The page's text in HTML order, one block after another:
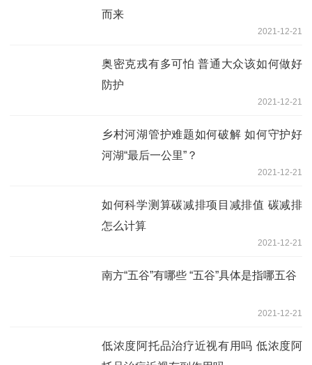
而来
2021-12-21
奥密克戎有多可怕 普通大众该如何做好
防护
2021-12-21
乡村河湖管护难题如何破解 如何守护好
河湖“最后一公里”？
2021-12-21
如何科学测算碳减排项目减排值 碳减排
怎么计算
2021-12-21
南方“五谷”有哪些 “五谷”具体是指哪五谷
2021-12-21
低浓度阿托品治疗近视有用吗 低浓度阿